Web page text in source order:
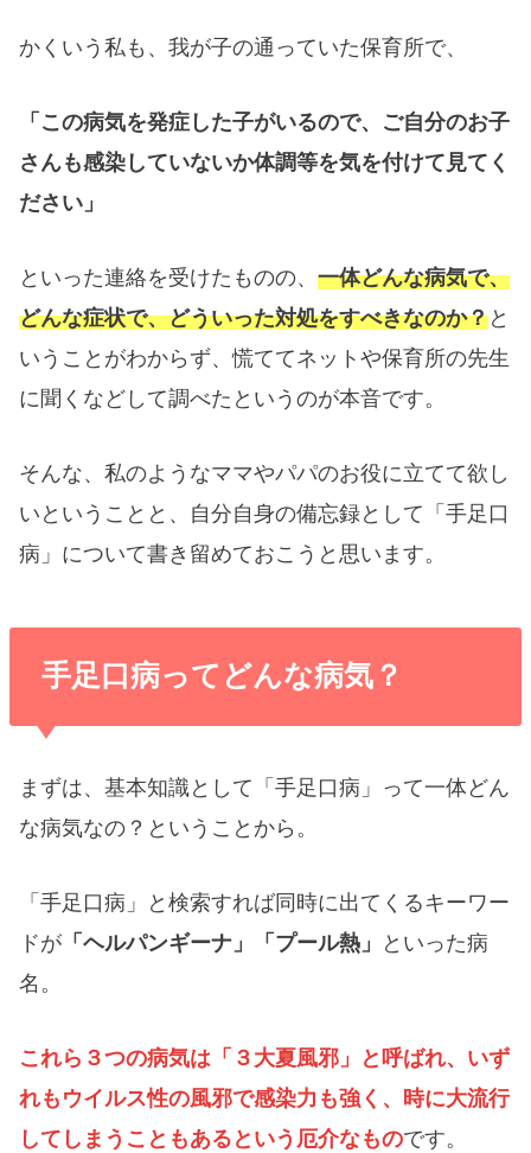
かくいう私も、我が子の通っていた保育所で、
「この病気を発症した子がいるので、ご自分のお子
さんも感染していないか体調等を気を付けて見てく
ださい」
といった連絡を受けたものの、一体どんな病気で、
どんな症状で、どういった対処をすべきなのか？と
いうことがわからず、慌ててネットや保育所の先生
に聞くなどして調べたというのが本音です。
そんな、私のようなママやパパのお役に立てて欲し
いということと、自分自身の備忘録として「手足口
病」について書き留めておこうと思います。
手足口病ってどんな病気？
まずは、基本知識として「手足口病」って一体どん
な病気なの？ということから。
「手足口病」と検索すれば同時に出てくるキーワー
ドが 「ヘルパンギーナ」「プール熱」
といった病
名。
これら３つの病気は「３大夏風邪」と呼ばれ、いず
れもウイルス性の風邪で感染力も強く、時に大流行
してしまうこともあるという厄介なものです。